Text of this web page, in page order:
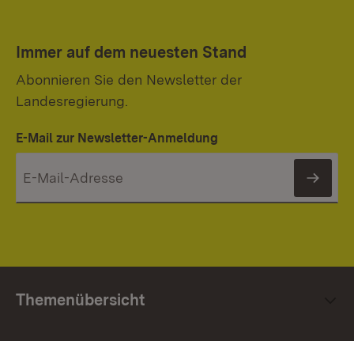
Immer auf dem neuesten Stand
Abonnieren Sie den Newsletter der
Landesregierung.
E-Mail zur Newsletter-Anmeldung
Themenübersicht